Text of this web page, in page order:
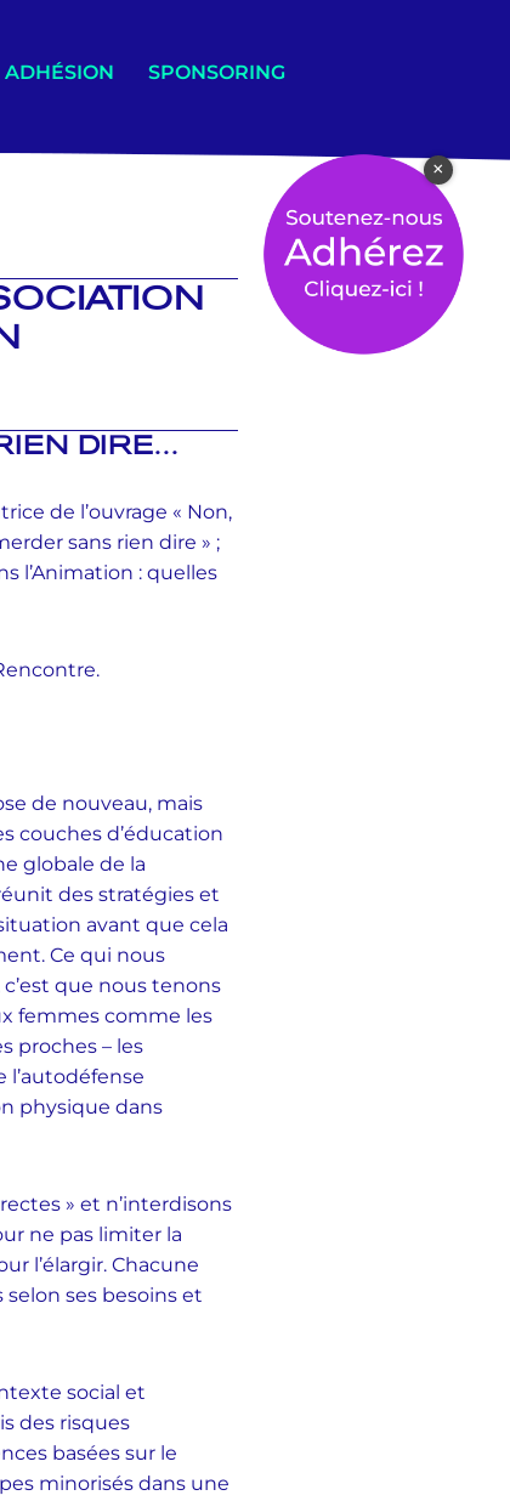
ADHÉSION SPONSORING
DIRE…
de l’ouvrage « Non,
sans rien dire » ;
l’Animation : quelles
de nouveau, mais
couches d’éducation
globale de la
des stratégies et
avant que cela
Ce qui nous
que nous tenons
femmes comme les
proches – les
l’autodéfense
physique dans
» et n’interdisons
ne pas limiter la
l’élargir. Chacune
ses besoins et
social et
des risques
basées sur le
minorisés dans une
×